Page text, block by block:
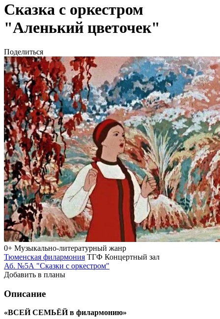
Сказка с оркестром
"Аленький цветочек"
Поделиться
0+ Музыкально-литературный жанр
Тюменская филармония ТГФ Концертный зал
Аб. №5А "Сказки с оркестром"
Добавить в планы
Описание
«ВСЕЙ СЕМЬЁЙ в филармонию»